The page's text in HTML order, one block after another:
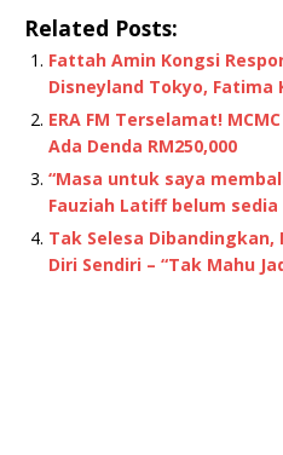
Related Posts:
Fattah Amin Kongsi
Disneyland Tokyo, Fatima
ERA FM Terselamat!
Ada Denda RM250,000
“Masa untuk saya
Fauziah Latiff belum
Tak Selesa Dibandingkan,
Diri Sendiri – “Tak Mahu